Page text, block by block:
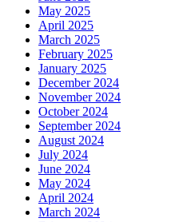
May 2025
April 2025
March 2025
February 2025
January 2025
December 2024
November 2024
October 2024
September 2024
August 2024
July 2024
June 2024
May 2024
April 2024
March 2024